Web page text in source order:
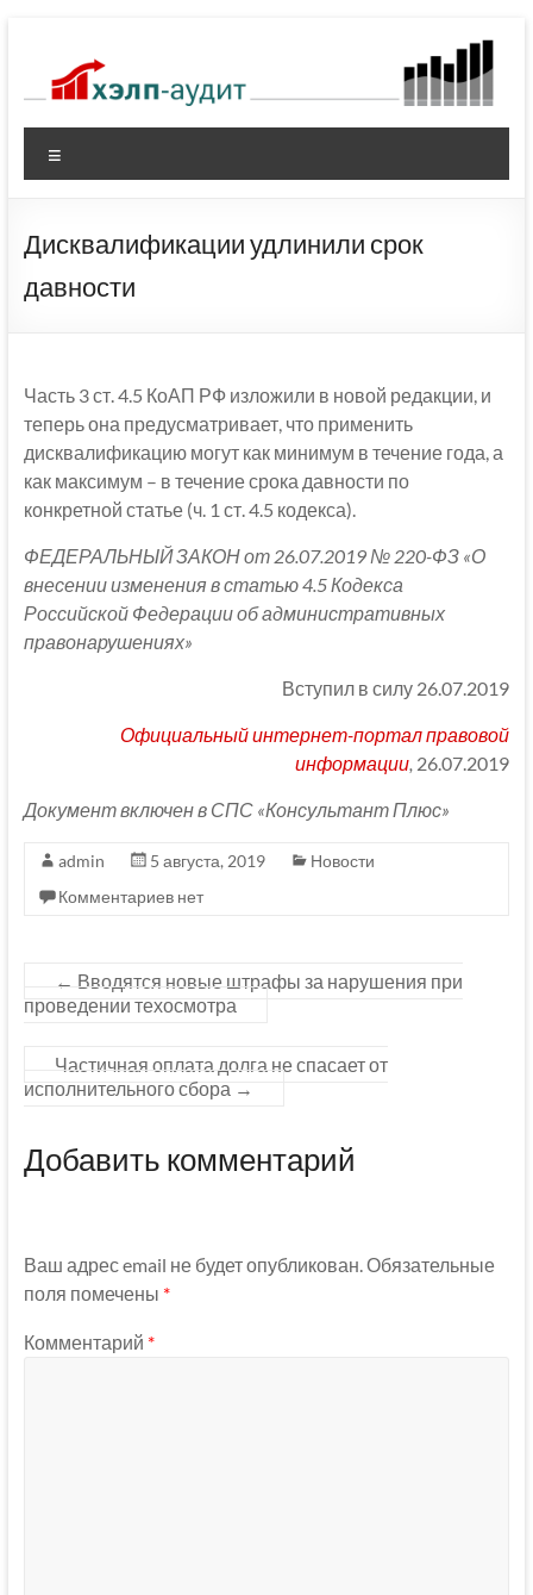
содержимому
Дисквалификации удлинили срок
давности
Часть 3 ст. 4.5 КоАП РФ изложили в новой редакции, и
теперь она предусматривает, что применить
дисквалификацию могут как минимум в течение года, а
как максимум – в течение срока давности по
конкретной статье (ч. 1 ст. 4.5 кодекса).
ФЕДЕРАЛЬНЫЙ ЗАКОН от 26.07.2019 № 220-ФЗ «О
внесении изменения в статью 4.5 Кодекса
Российской Федерации об административных
правонарушениях»
Вступил в силу 26.07.2019
Официальный интернет-портал правовой
информации, 26.07.2019
Документ включен в СПС «Консультант Плюс»
admin 5 августа, 2019
Новости
Комментариев нет
← Вводятся новые штрафы за нарушения при
проведении техосмотра
Частичная оплата долга не спасает от
исполнительного сбора →
Добавить комментарий
Ваш адрес email не будет опубликован. Обязательные
поля помечены *
Комментарий *